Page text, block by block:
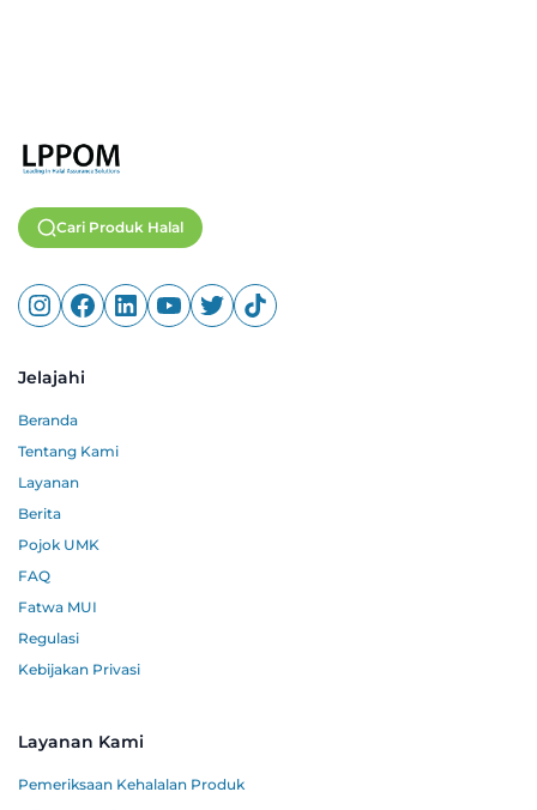
Cari Produk Halal
Jelajahi
Beranda
Tentang Kami
Layanan
Berita
Pojok UMK
FAQ
Fatwa MUI
Regulasi
Kebijakan Privasi
Layanan Kami
Pemeriksaan Kehalalan Produk